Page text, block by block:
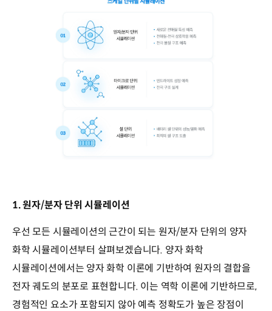
1. 원자/분자 단위 시뮬레이션
우선 모든 시뮬레이션의 근간이 되는 원자/분자 단위의 양자
화학 시뮬레이션부터 살펴보겠습니다. 양자 화학
시뮬레이션에서는 양자 화학 이론에 기반하여 원자의 결합을
전자 궤도의 분포로 표현합니다. 이는 역학 이론에 기반하므로,
경험적인 요소가 포함되지 않아 예측 정확도가 높은 장점이